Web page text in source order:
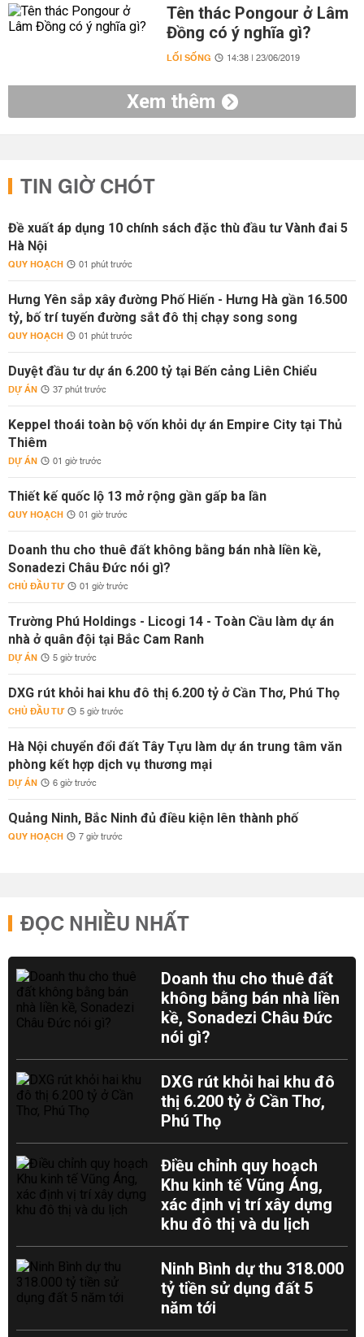
Tên thác Pongour ở Lâm
Đồng có ý nghĩa gì?
LỐI SỐNG 14:38 | 23/06/2019
Xem thêm
TIN GIỜ CHÓT
Đề xuất áp dụng 10 chính sách đặc thù đầu tư Vành đai 5
Hà Nội
QUY HOẠCH 01 phút trước
Hưng Yên sắp xây đường Phố Hiến - Hưng Hà gần 16.500
tỷ, bố trí tuyến đường sắt đô thị chạy song song
QUY HOẠCH 01 phút trước
Duyệt đầu tư dự án 6.200 tỷ tại Bến cảng Liên Chiểu
DỰ ÁN 37 phút trước
Keppel thoái toàn bộ vốn khỏi dự án Empire City tại Thủ
Thiêm
DỰ ÁN 01 giờ trước
Thiết kế quốc lộ 13 mở rộng gần gấp ba lần
QUY HOẠCH 01 giờ trước
Doanh thu cho thuê đất không bằng bán nhà liền kề,
Sonadezi Châu Đức nói gì?
CHỦ ĐẦU TƯ 01 giờ trước
Trường Phú Holdings - Licogi 14 - Toàn Cầu làm dự án
nhà ở quân đội tại Bắc Cam Ranh
DỰ ÁN 5 giờ trước
DXG rút khỏi hai khu đô thị 6.200 tỷ ở Cần Thơ, Phú Thọ
CHỦ ĐẦU TƯ 5 giờ trước
Hà Nội chuyển đổi đất Tây Tựu làm dự án trung tâm văn
phòng kết hợp dịch vụ thương mại
DỰ ÁN 6 giờ trước
Quảng Ninh, Bắc Ninh đủ điều kiện lên thành phố
QUY HOẠCH 7 giờ trước
ĐỌC NHIỀU NHẤT
Doanh thu cho thuê đất
không bằng bán nhà liền
kề, Sonadezi Châu Đức
nói gì?
DXG rút khỏi hai khu đô
thị 6.200 tỷ ở Cần Thơ,
Phú Thọ
Điều chỉnh quy hoạch
Khu kinh tế Vũng Áng,
xác định vị trí xây dựng
khu đô thị và du lịch
Ninh Bình dự thu 318.000
tỷ tiền sử dụng đất 5
năm tới